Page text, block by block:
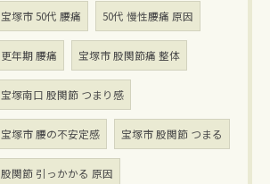
宝塚市 50代 腰痛 50代 慢性腰痛 原因
更年期 腰痛 宝塚市 股関節痛 整体
宝塚南口 股関節 つまり感
宝塚市 腰の不安定感 宝塚市 股関節 つまる
股関節 引っかかる 原因